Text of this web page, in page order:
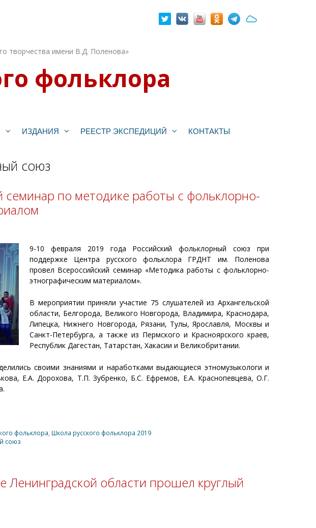
творчества имени В.Д. Поленова»
фольклора
ИЗДАНИЯ РЕЕСТР ЭКСПЕДИЦИЙ КОНТАКТЫ
союз
по методике работы с фольклорно-
9-10 февраля 2019 года Российский фольклорный союз при
поддержке Центра русского фольклора ГРДНТ им. Поленова
провел Всероссийский семинар «Методика работы с фольклорно-
этнографическим материалом».
В мероприятии приняли участие 75 слушателей из Архангельской
области, Белгорода, Великого Новгорода, Владимира, Краснодара,
Липецка, Нижнего Новгорода, Рязани, Тулы, Ярославля, Москвы и
Санкт-Петербурга, а также из Пермского и Красноярского краев,
Республик Дагестан, Татарстан, Хакасии и Великобритании.
своими знаниями и наработками выдающиеся этномузыкологи и
Е.А. Дорохова, Т.П. Зубренко, Б.С. Ефремов, Е.А. Краснопевцева, О.Г.
фольклора Школа русского фольклора 2019
союз
Ленинградской области прошел круглый